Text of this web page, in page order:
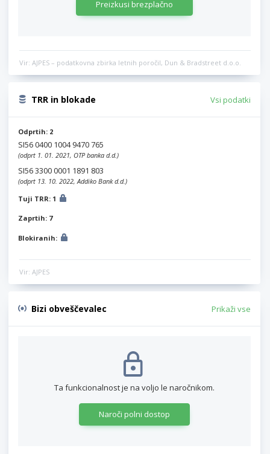
Preizkusi brezplačno
Vir: AJPES – podatkovna zbirka letnih poročil, Dun & Bradstreet d.o.o.
TRR in blokade Vsi podatki
Odprtih: 2
SI56 0400 1004 9470 765
(odprt 1. 01. 2021, OTP banka d.d.)
SI56 3300 0001 1891 803
(odprt 13. 10. 2022, Addiko Bank d.d.)
Tuji TRR: 1
Zaprtih: 7
Blokiranih:
Vir: AJPES
Bizi obveščevalec Prikaži vse
Ta funkcionalnost je na voljo le naročnikom.
Naroči polni dostop